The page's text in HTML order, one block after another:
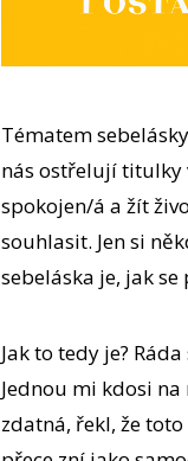
Tématem
nás ostřelují titulky
spokojen/á a žít
souhlasit. Jen si
sebeláska je, jak se
Jak to tedy je?
Jednou mi kdosi
zdatná, řekl, že